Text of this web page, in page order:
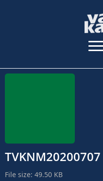
TVKNM20200707
File size: 49.50 KB